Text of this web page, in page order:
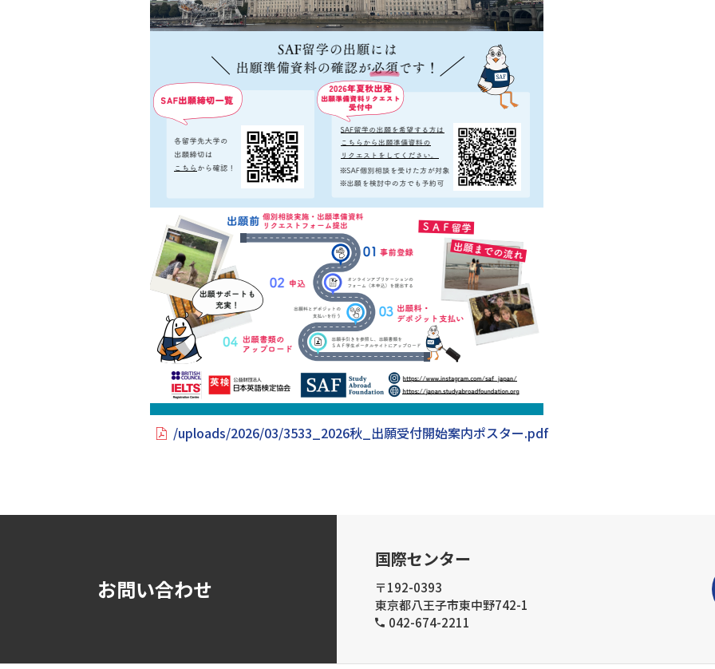
/uploads/2026/03/3533_2026秋_出願受付開始案内ポスター.pdf
お問い合わせ
国際センター
〒192-0393
東京都八王子市東中野742-1
042-674-2211